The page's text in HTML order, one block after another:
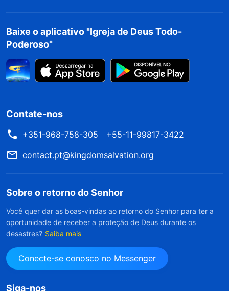
Baixe o aplicativo "Igreja de Deus Todo-
Poderoso"
Contate-nos
+351-968-758-305
+55-11-99817-3422
contact.pt@kingdomsalvation.org
Sobre o retorno do Senhor
Você quer dar as boas-vindas ao retorno do Senhor para ter a
oportunidade de receber a proteção de Deus durante os
desastres? Saiba mais
Conecte-se conosco no Messenger
Siga-nos